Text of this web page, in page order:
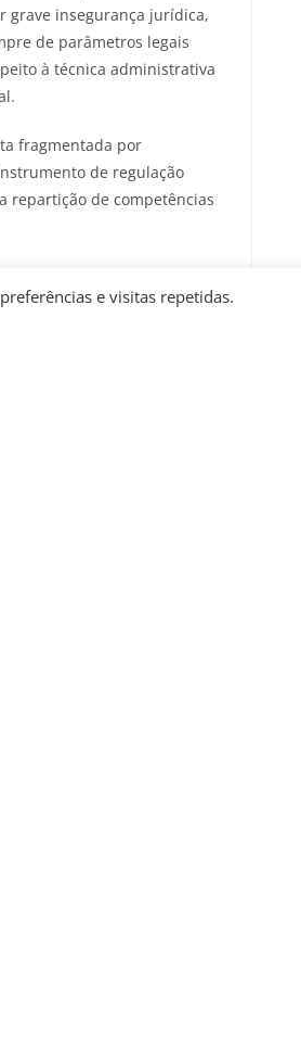
grave insegurança jurídica,
de parâmetros legais
à técnica administrativa
fragmentada por
de regulação
repartição de competências
um consenso
jurídica e a
e visitas repetidas.